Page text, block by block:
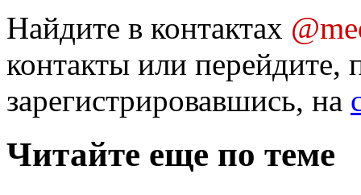
Найдите в контактах
контакты или перейдите,
зарегистрировавшись, на
Читайте еще по теме